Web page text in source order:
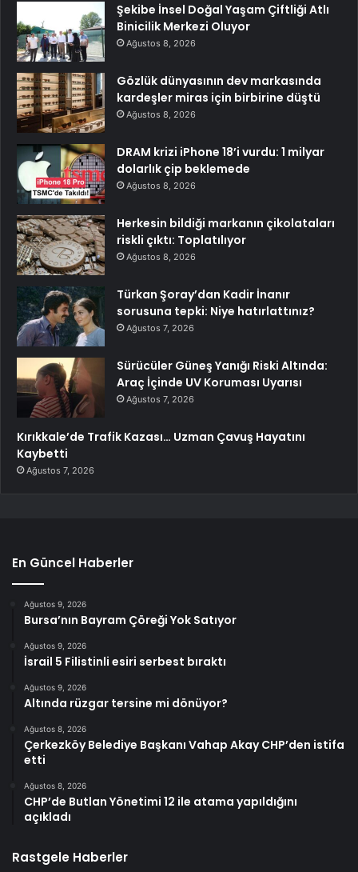
Şekibe İnsel Doğal Yaşam Çiftliği Atlı
Binicilik Merkezi Oluyor
Ağustos 8, 2026
Gözlük dünyasının dev markasında
kardeşler miras için birbirine düştü
Ağustos 8, 2026
DRAM krizi iPhone 18’i vurdu: 1 milyar
dolarlık çip beklemede
Ağustos 8, 2026
Herkesin bildiği markanın çikolataları
riskli çıktı: Toplatılıyor
Ağustos 8, 2026
Türkan Şoray’dan Kadir İnanır
sorusuna tepki: Niye hatırlattınız?
Ağustos 7, 2026
Sürücüler Güneş Yanığı Riski Altında:
Araç İçinde UV Koruması Uyarısı
Ağustos 7, 2026
Kırıkkale’de Trafik Kazası… Uzman Çavuş Hayatını
Kaybetti
Ağustos 7, 2026
En Güncel Haberler
Ağustos 9, 2026
Bursa’nın Bayram Çöreği Yok Satıyor
Ağustos 9, 2026
İsrail 5 Filistinli esiri serbest bıraktı
Ağustos 9, 2026
Altında rüzgar tersine mi dönüyor?
Ağustos 8, 2026
Çerkezköy Belediye Başkanı Vahap Akay CHP’den istifa
etti
Ağustos 8, 2026
CHP’de Butlan Yönetimi 12 ile atama yapıldığını
açıkladı
Rastgele Haberler